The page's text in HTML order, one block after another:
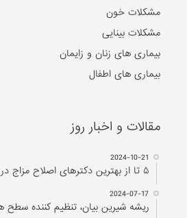
مشکلات خون
مشکلات بینایی
بیماری های زنان و زایمان
بیماری های اطفال
مقالات و اخبار روز
2024-10-21
۵ تا از بهترین دکتر‌های اصلاح مزاج در مشهد را بشناسید!
2024-07-17
ریشه شیرین بیان، تنظیم کننده